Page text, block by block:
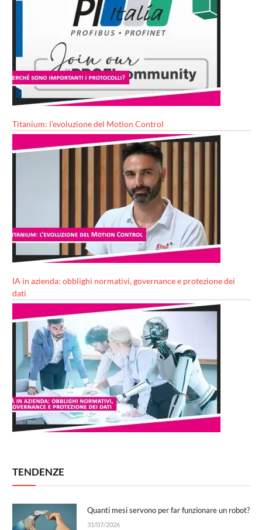
Titanium: l’evoluzione del Motion Control
IA in azienda: obblighi normativi, governance e protezione dei
dati
TENDENZE
Quanti mesi servono per far funzionare un robot?
31/07/2026